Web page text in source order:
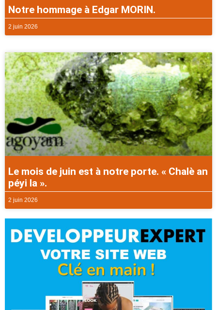
Notre hommage à Edgar MORIN.
2 juin 2026
Le mois de juin est à notre porte. « Chalè an
péyi la ».
2 juin 2026